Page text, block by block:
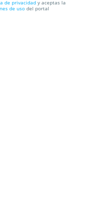
de privacidad y aceptas la
de uso del portal